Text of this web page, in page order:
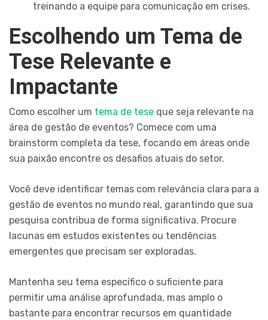
treinando a equipe para comunicação em crises.
Escolhendo um Tema de
Tese Relevante e
Impactante
Como escolher um tema de tese que seja relevante na
área de gestão de eventos? Comece com uma
brainstorm completa da tese, focando em áreas onde
sua paixão encontre os desafios atuais do setor.
Você deve identificar temas com relevância clara para a
gestão de eventos no mundo real, garantindo que sua
pesquisa contribua de forma significativa. Procure
lacunas em estudos existentes ou tendências
emergentes que precisam ser exploradas.
Mantenha seu tema específico o suficiente para
permitir uma análise aprofundada, mas amplo o
bastante para encontrar recursos em quantidade